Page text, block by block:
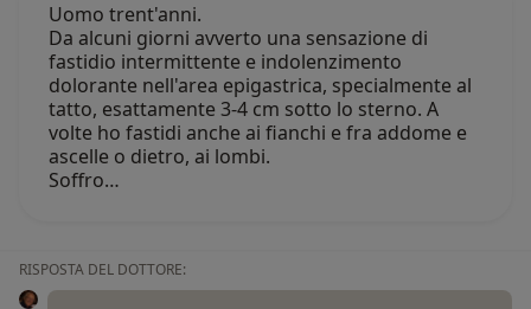
Uomo trent'anni.
Da alcuni giorni avverto una sensazione di
fastidio intermittente e indolenzimento
dolorante nell'area epigastrica, specialmente al
tatto, esattamente 3-4 cm sotto lo sterno. A
volte ho fastidi anche ai fianchi e fra addome e
ascelle o dietro, ai lombi.
Soffro…
RISPOSTA DEL DOTTORE: